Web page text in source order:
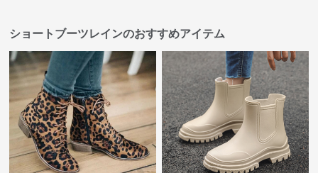
ショートブーツレインのおすすめアイテム